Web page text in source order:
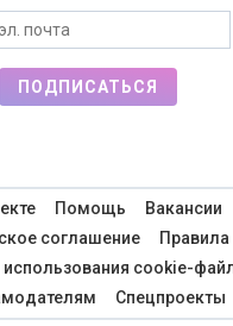
ПОДПИСАТЬСЯ
Помощь
Вакансии
соглашение
использования cookie-
Спецпроекты